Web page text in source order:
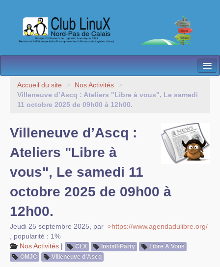
L’Association
Nos Activités
Espace membres
Accueil du site > Nos Activités
>
Villeneuve d’Ascq : Ateliers "Libre à vous", Le samedi
11 octobre 2025 de 09h00 à 12h00.
Villeneuve d’Ascq :
Ateliers "Libre à
vous", Le samedi 11
octobre 2025 de 09h00 à
12h00.
Jeudi 25 septembre 2025 par >https://www.agendadulibre.org/
popularité : 1%
Nos Activités | CLX Install-Party
Libre A Vous
OMJC
Villeneuve d’Ascq